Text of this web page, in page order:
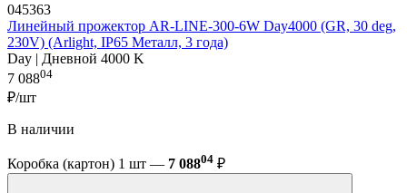
045363
Линейный прожектор AR-LINE-300-6W Day4000 (GR, 30 deg,
230V) (Arlight, IP65 Металл, 3 года)
Day | Дневной 4000 K
7 08804
₽/шт
В наличии
Коробка (картон) 1 шт — 7 08804 ₽